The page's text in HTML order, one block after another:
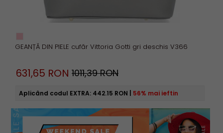
GEANȚĂ DIN PIELE cufăr Vittoria Gotti gri deschis V366
631,65 RON 1011,39 RON
Aplicând codul EXTRA: 442.15 RON 56% mai ieftin